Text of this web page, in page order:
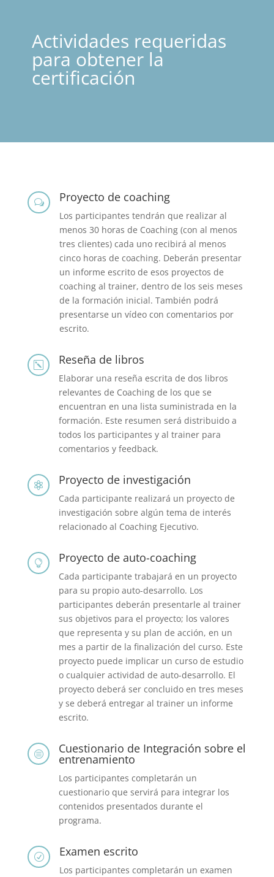
Actividades requeridas
para obtener la
certificación
w Proyecto de coaching
Los participantes tendrán que realizar al
menos 30 horas de Coaching (con al menos
tres clientes) cada uno recibirá al menos
cinco horas de coaching. Deberán presentar
un informe escrito de esos proyectos de
coaching al trainer, dentro de los seis meses
de la formación inicial. También podrá
presentarse un vídeo con comentarios por
escrito.
k Reseña de libros
Elaborar una reseña escrita de dos libros
relevantes de Coaching de los que se
encuentran en una lista suministrada en la
formación. Este resumen será distribuido a
todos los participantes y al trainer para
comentarios y feedback.
 Proyecto de investigación
Cada participante realizará un proyecto de
investigación sobre algún tema de interés
relacionado al Coaching Ejecutivo.
 Proyecto de auto-coaching
Cada participante trabajará en un proyecto
para su propio auto-desarrollo. Los
participantes deberán presentarle al trainer
sus objetivos para el proyecto; los valores
que representa y su plan de acción, en un
mes a partir de la finalización del curso. Este
proyecto puede implicar un curso de estudio
o cualquier actividad de auto-desarrollo. El
proyecto deberá ser concluido en tres meses
y se deberá entregar al trainer un informe
escrito.
c Cuestionario de Integración sobre el
entrenamiento
Los participantes completarán un
cuestionario que servirá para integrar los
contenidos presentados durante el
programa.
R Examen escrito
Los participantes completarán un examen